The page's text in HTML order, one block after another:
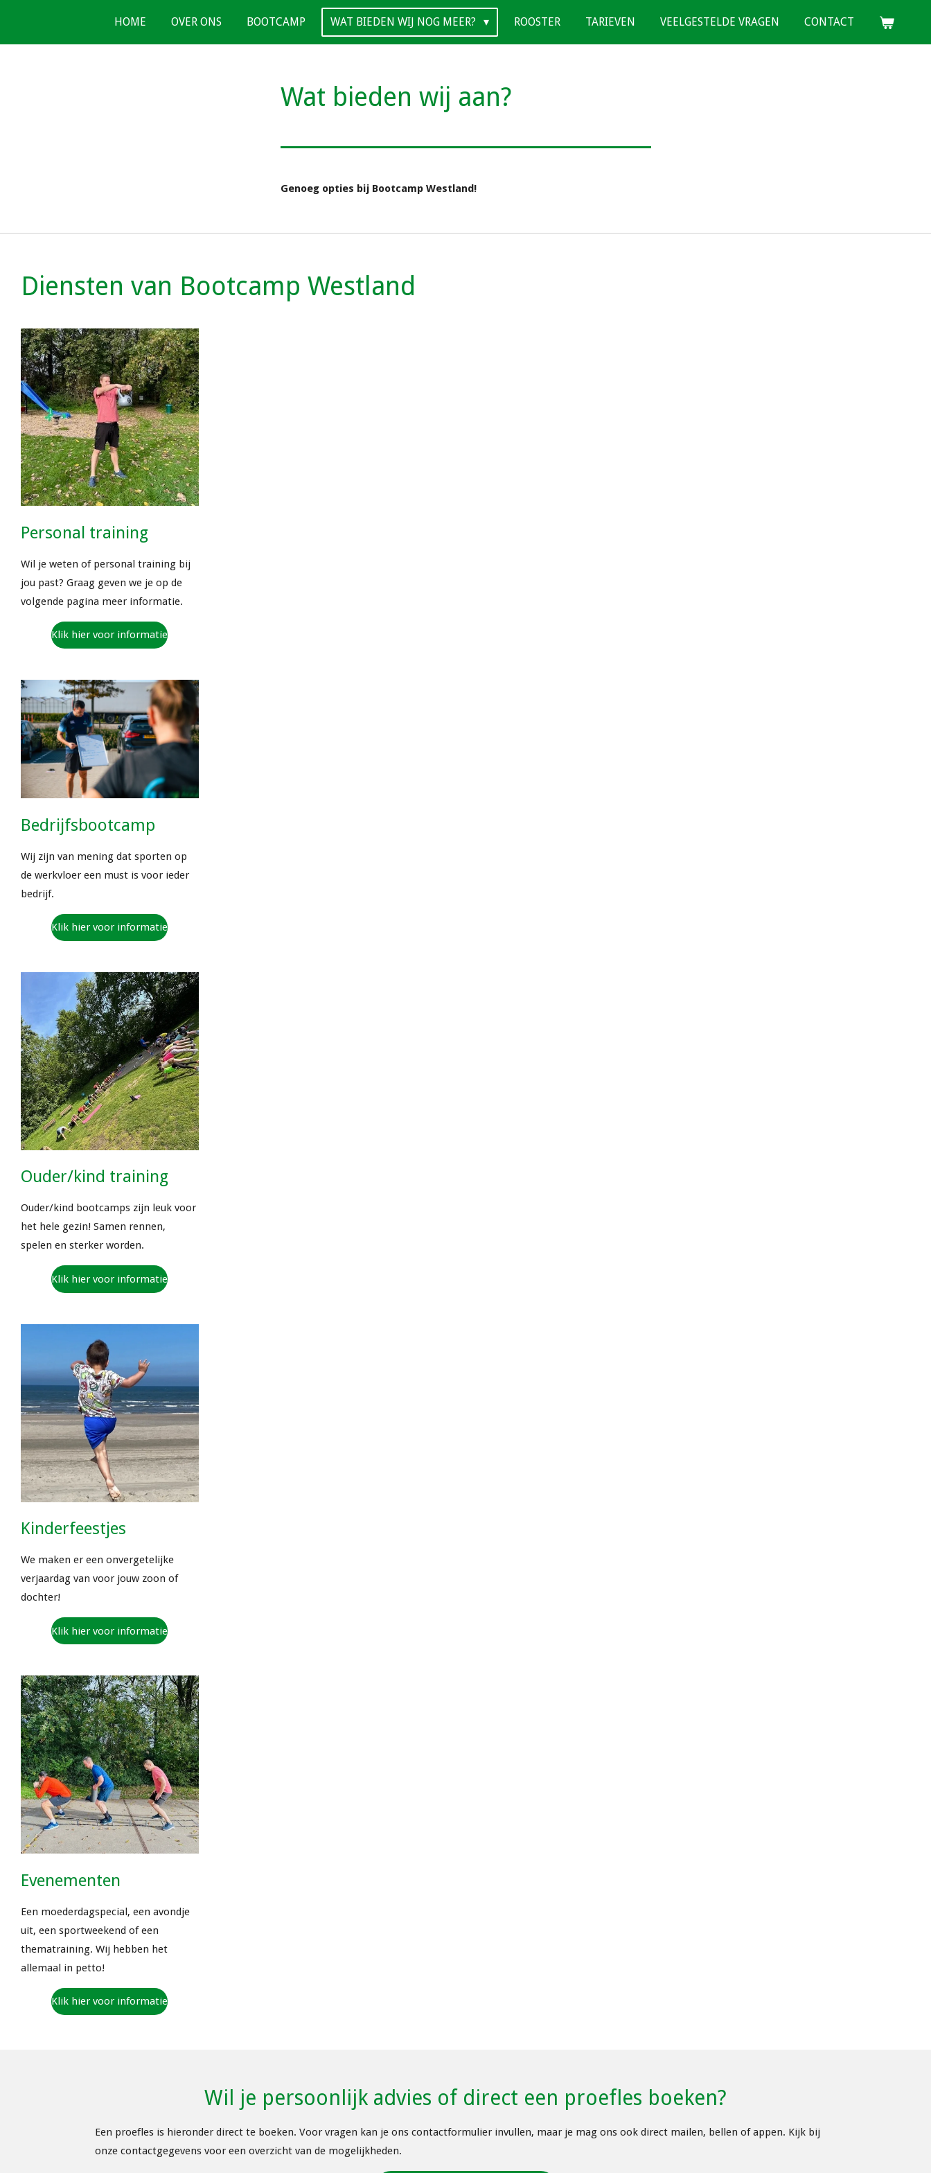
HOME OVER ONS BOOTCAMP WAT BIEDEN WIJ NOG MEER? ROOSTER TARIEVEN VEELGESTELDE VRAGEN CONTACT
Wat bieden wij aan?
Genoeg opties bij Bootcamp Westland!
Diensten van Bootcamp Westland
Personal training
Wil je weten of personal training bij
jou past? Graag geven we je op de
volgende pagina meer informatie.
Klik hier voor informatie
Bedrijfsbootcamp
Wij zijn van mening dat sporten op
de werkvloer een must is voor ieder
bedrijf.
Klik hier voor informatie
Ouder/kind training
Ouder/kind bootcamps zijn leuk voor
het hele gezin! Samen rennen,
spelen en sterker worden.
Klik hier voor informatie
Kinderfeestjes
We maken er een onvergetelijke
verjaardag van voor jouw zoon of
dochter!
Klik hier voor informatie
Evenementen
Een moederdagspecial, een avondje
uit, een sportweekend of een
thematraining. Wij hebben het
allemaal in petto!
Klik hier voor informatie
Wil je persoonlijk advies of direct een proefles boeken?
Een proefles is hieronder direct te boeken. Voor vragen kan je ons contactformulier invullen, maar je mag ons ook direct mailen, bellen of appen. Kijk bij
onze contactgegevens voor een overzicht van de mogelijkheden.